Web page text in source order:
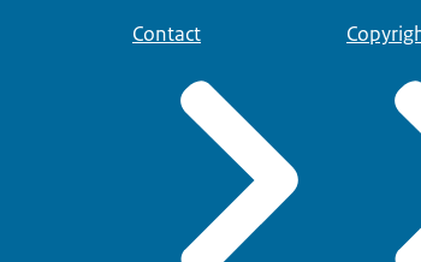
Contact